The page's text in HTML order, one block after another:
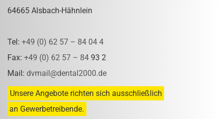
64665 Alsbach-Hähnlein
Tel: +49 (0) 62 57 – 84 04 4
Fax: +49 (0) 62 57 – 84 93 2
Mail: dvmail@dental2000.de
Unsere Angebote richten sich ausschließlich
an Gewerbetreibende.